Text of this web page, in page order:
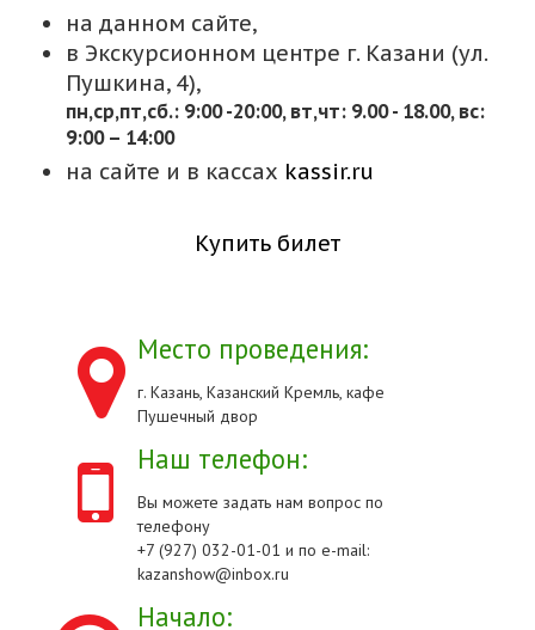
на данном сайте,
в Экскурсионном центре г. Казани (ул.
Пушкина, 4),
пн,cр,пт,сб.: 9:00 -20:00, вт,чт: 9.00 - 18.00, вс:
9:00 – 14:00
на сайте и в кассах kassir.ru
Купить билет
Место проведения:
г. Казань, Казанский Кремль, кафе
Пушечный двор
Наш телефон:
Вы можете задать нам вопрос по
телефону
+7 (927) 032-01-01 и по e-mail:
kazanshow@inbox.ru
Начало: